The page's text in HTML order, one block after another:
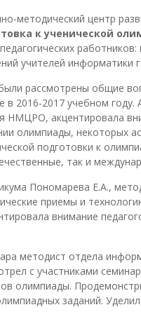
методический центр
к ученической
учителей информатики
рассмотрены общие
в 2016-2017 учебном
НМЦРО, акцентировала
олимпиады, некоторых
подготовки к
так и
Пономарева Е.А.,
приемы и
внимание
методист отдела
с участниками
олимпиады.
заданий.